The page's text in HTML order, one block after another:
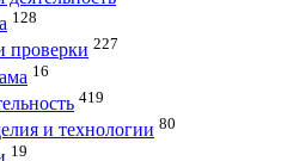
128
проверки 227
16
419
и технологии 80
19